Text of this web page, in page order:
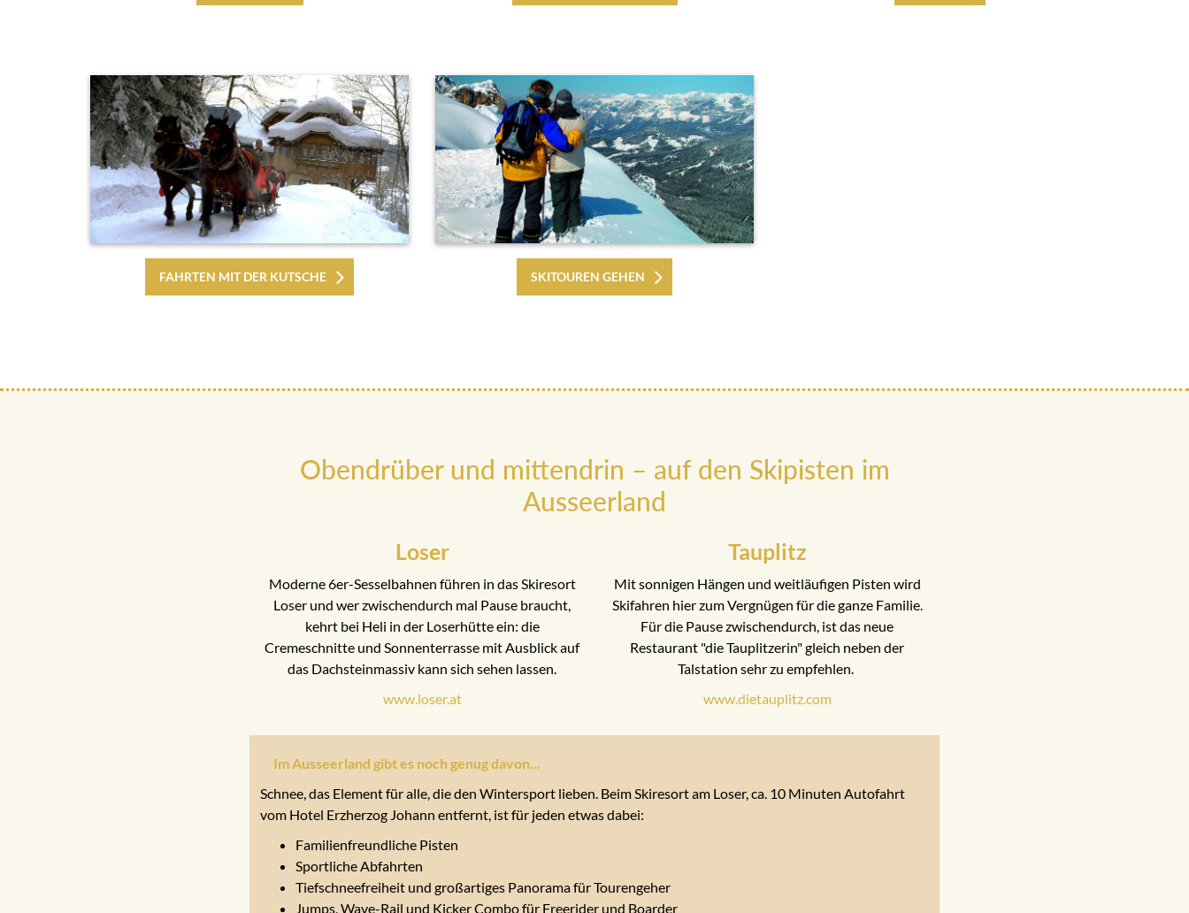
FAHRTEN MIT DER KUTSCHE SKITOUREN GEHEN
Obendrüber und mittendrin – auf den Skipisten im
Ausseerland
Loser
Moderne 6er-Sesselbahnen führen in das Skiresort
Loser und wer zwischendurch mal Pause braucht,
kehrt bei Heli in der Loserhütte ein: die
Cremeschnitte und Sonnenterrasse mit Ausblick auf
das Dachsteinmassiv kann sich sehen lassen.
www.loser.at
Tauplitz
Mit sonnigen Hängen und weitläufigen Pisten wird
Skifahren hier zum Vergnügen für die ganze Familie.
Für die Pause zwischendurch, ist das neue
Restaurant "die Tauplitzerin" gleich neben der
Talstation sehr zu empfehlen.
www.dietauplitz.com
Im Ausseerland gibt es noch genug davon...
Schnee, das Element für alle, die den Wintersport lieben. Beim Skiresort am Loser, ca. 10 Minuten Autofahrt
vom Hotel Erzherzog Johann entfernt, ist für jeden etwas dabei:
Familienfreundliche Pisten
Sportliche Abfahrten
Tiefschneefreiheit und großartiges Panorama für Tourengeher
Jumps, Wave-Rail und Kicker Combo für Freerider und Boarder